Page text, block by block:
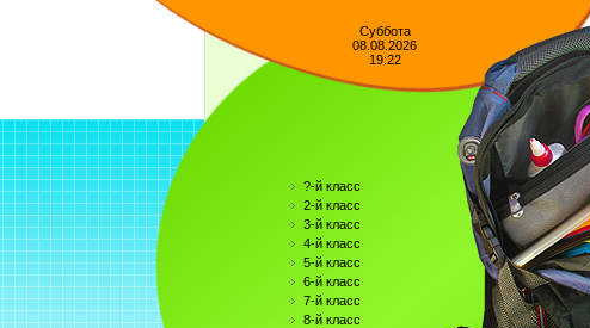
Суббота
08.08.2026
19:22
?-й класс
2-й класс
3-й класс
4-й класс
5-й класс
6-й класс
7-й класс
8-й класс